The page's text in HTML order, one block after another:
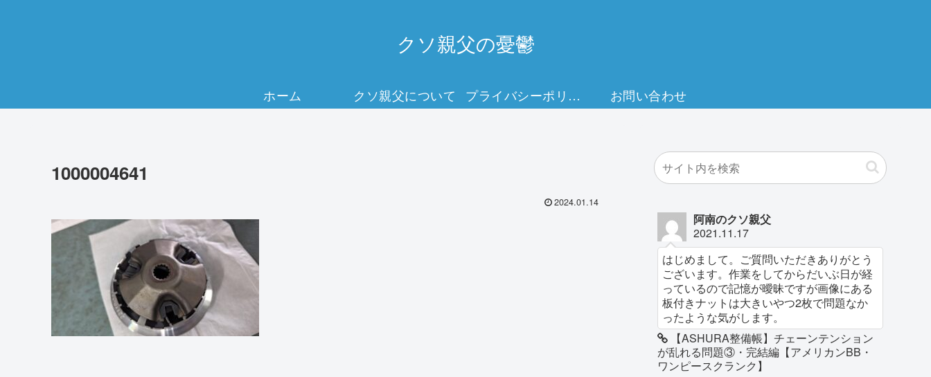
クソ親父の憂鬱
ホーム クソ親父について プライバシーポリシー お問い合わせ
1000004641
2024.01.14
阿南のクソ親父
2021.11.17
はじめまして。ご質問いただきありがとう
ございます。作業をしてからだいぶ日が経
っているので記憶が曖昧ですが画像にある
板付きナットは大きいやつ2枚で問題なか
ったような気がします。
【ASHURA整備帳】チェーンテンション
が乱れる問題③・完結編【アメリカンBB・
ワンピースクランク】